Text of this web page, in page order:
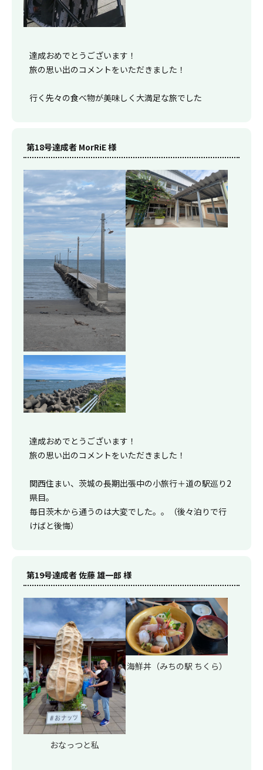
達成おめでとうございます！
旅の思い出のコメントをいただきました！
行く先々の食べ物が美味しく大満足な旅でした
第18号達成者 MorRiE 様
達成おめでとうございます！
旅の思い出のコメントをいただきました！
関西住まい、茨城の長期出張中の小旅行＋道の駅巡り2
県目。
毎日茨木から通うのは大変でした。。（後々泊りで行
けばと後悔）
第19号達成者 佐藤 雄一郎 様
おなっつと私
海鮮丼（みちの駅 ちくら）